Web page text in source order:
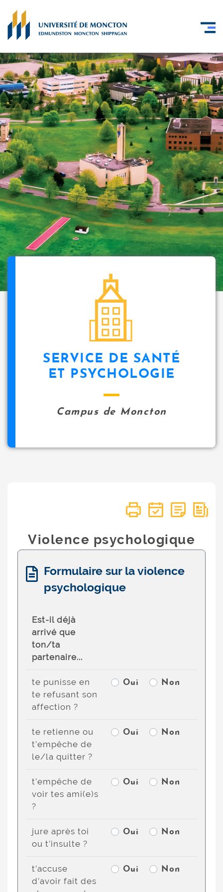
SERVICE DE SANTÉ
ET PSYCHOLOGIE
Campus de Moncton
Violence psychologique
Formulaire sur la violence
psychologique
Est-il déjà
arrivé que
ton/ta
partenaire...
te punisse en
te refusant son
affection ?
Oui Non
te retienne ou
t’empêche de
le/la quitter ?
Oui Non
t’empêche de
voir tes ami(e)s
?
Oui Non
jure après toi
ou t’insulte ?
Oui Non
t’accuse
d’avoir fait des
Oui Non